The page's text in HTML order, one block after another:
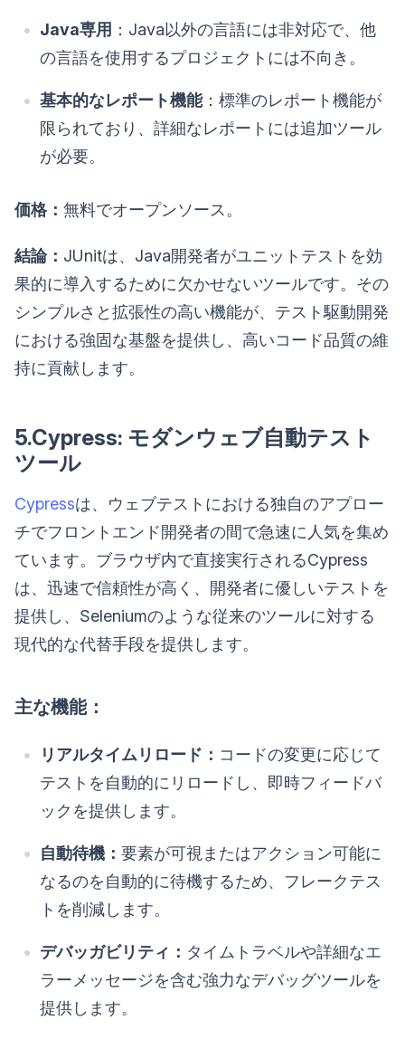
Java専用 ：Java以外の言語には非対応で、他
の言語を使用するプロジェクトには不向き。
基本的なレポート機能：標準のレポート機能が
限られており、詳細なレポートには追加ツール
が必要。
価格： 無料でオープンソース。
結論： JUnitは、Java開発者がユニットテストを効
果的に導入するために欠かせないツールです。その
シンプルさと拡張性の高い機能が、テスト駆動開発
における強固な基盤を提供し、高いコード品質の維
持に貢献します。
5.Cypress: モダンウェブ自動テスト
ツール
Cypressは、ウェブテストにおける独自のアプロー
チでフロントエンド開発者の間で急速に人気を集め
ています。ブラウザ内で直接実行されるCypress
は、迅速で信頼性が高く、開発者に優しいテストを
提供し、Seleniumのような従来のツールに対する
現代的な代替手段を提供します。
主な機能：
リアルタイムリロード： コードの変更に応じて
テストを自動的にリロードし、即時フィードバ
ックを提供します。
自動待機： 要素が可視またはアクション可能に
なるのを自動的に待機するため、フレークテス
トを削減します。
デバッガビリティ： タイムトラベルや詳細なエ
ラーメッセージを含む強力なデバッグツールを
提供します。